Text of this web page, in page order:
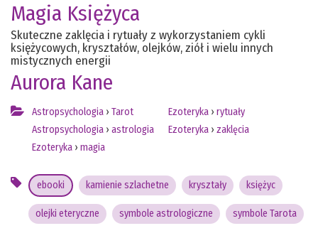
Magia Księżyca
Skuteczne zaklęcia i rytuały z wykorzystaniem cykli
księżycowych, kryształów, olejków, ziół i wielu innych
mistycznych energii
Aurora Kane
Astropsychologia › Tarot
Astropsychologia › astrologia
Ezoteryka › magia
Ezoteryka › rytuały
Ezoteryka › zaklęcia
ebooki kamienie szlachetne kryształy księżyc
olejki eteryczne symbole astrologiczne symbole Tarota